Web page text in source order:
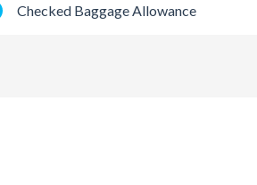
Checked Baggage Allowance